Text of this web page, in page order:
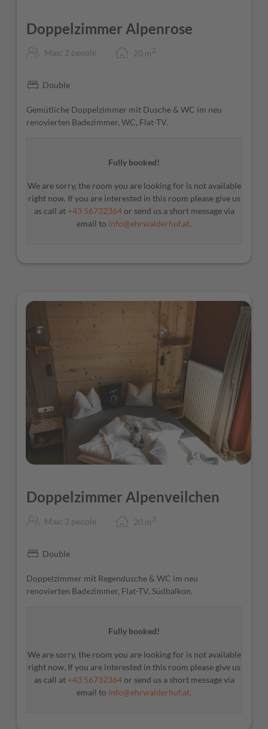
Doppelzimmer Alpenrose
Max: 2 people 20 m 2
Double
Gemütliche Doppelzimmer mit Dusche & WC im neu
renovierten Badezimmer, WC, Flat-TV.
Fully booked!
We are sorry, the room you are looking for is not available
right now. If you are interested in this room please give us
as call at +43 56732364or send us a short message via
email to info@ehrwalderhof.at.
2
Doppelzimmer Alpenveilchen
Max: 2 people 20 m 2
Double
Doppelzimmer mit Regendusche & WC im neu
renovierten Badezimmer, Flat-TV, Südbalkon.
Fully booked!
We are sorry, the room you are looking for is not available
right now. If you are interested in this room please give us
as call at +43 56732364or send us a short message via
email to info@ehrwalderhof.at.